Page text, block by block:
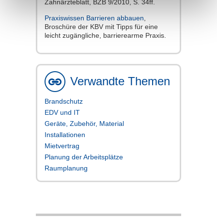
Zahnärzteblatt, BZB 9/2010, S. 34ff.
Praxiswissen Barrieren abbauen,
Broschüre der KBV mit Tipps für eine
leicht zugängliche, barrierearme Praxis.
Verwandte Themen
Brandschutz
EDV und IT
Geräte, Zubehör, Material
Installationen
Mietvertrag
Planung der Arbeitsplätze
Raumplanung